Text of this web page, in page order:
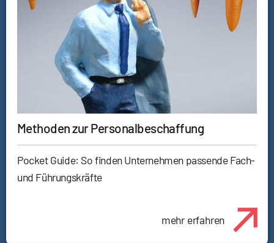
Methoden zur Personalbeschaffung
Pocket Guide: So finden Unternehmen passende Fach-
und Führungskräfte
mehr erfahren